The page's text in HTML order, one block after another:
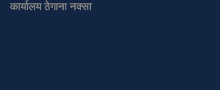
कार्यालय ठेगाना नक्सा